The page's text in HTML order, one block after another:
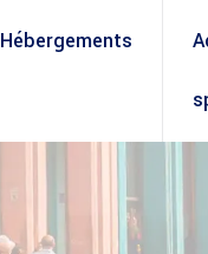
Hébergements